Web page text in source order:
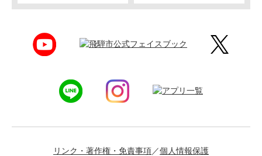
リンク・著作権・免責事項 個人情報保護